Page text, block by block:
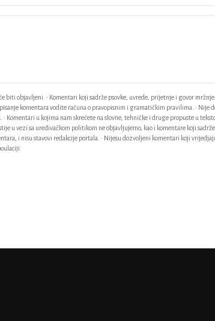
biti objavljeni. • Komentari koji sadrže psovke, uvrede, prijetnje i govor
komentara vodite računa o pravopisnim i gramatičkim pravilima. • Nije
Komentari u kojima nam skrećete na slovne, tehničke i druge propuste u
u vezi sa uređivačkom politikom ne objavljujemo, kao i komentare koji
i nisu stavovi redakcije portala. • Nijesu dozvoljeni komentari koji